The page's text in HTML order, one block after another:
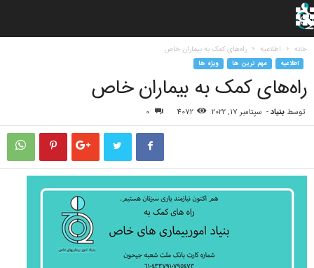
خانه اطلاعیه راه‌های کمک به بیماران خاص
اطلاعیه مهم ترین ها ویژه ها
راه‌های کمک به بیماران خاص
توسط بنیاد- سپتامبر 17, 2022 4072
0